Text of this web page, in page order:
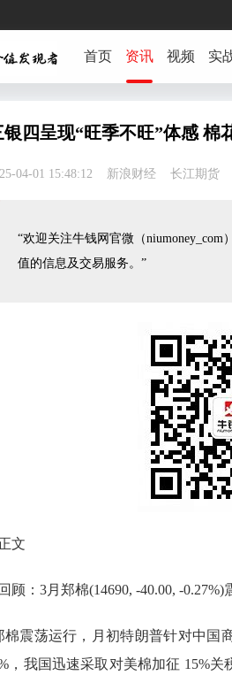
首页 资讯 视频 实
银四呈现“旺季不旺”体感 棉
04-01 15:48:12 新浪财经 长江期货
“欢迎关注牛钱网官微（
值的信息及交易服务。”
文
顾：3月郑棉(14690, -40.00, -0.27%)
棉震荡运行，月初特朗普针对中国
，我国迅速采取对美棉加征 15%